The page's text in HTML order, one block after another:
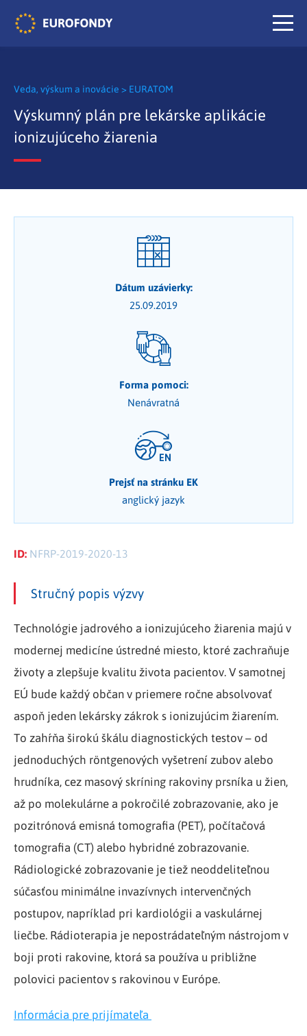
Veda, výskum a inovácie > EURATOM
Výskumný plán pre lekárske aplikácie
ionizujúceho žiarenia
Dátum uzávierky:
25.09.2019
Forma pomoci:
Nenávratná
Prejsť na stránku EK
anglický jazyk
ID: NFRP-2019-2020-13
Stručný popis výzvy
Technológie jadrového a ionizujúceho žiarenia majú v
modernej medicíne ústredné miesto, ktoré zachraňuje
životy a zlepšuje kvalitu života pacientov. V samotnej
EÚ bude každý občan v priemere ročne absolvovať
aspoň jeden lekársky zákrok s ionizujúcim žiarením.
To zahŕňa širokú škálu diagnostických testov – od
jednoduchých röntgenových vyšetrení zubov alebo
hrudníka, cez masový skríning rakoviny prsníka u žien,
až po molekulárne a pokročilé zobrazovanie, ako je
pozitrónová emisná tomografia (PET), počítačová
tomografia (CT) alebo hybridné zobrazovanie.
Rádiologické zobrazovanie je tiež neoddeliteľnou
súčasťou minimálne invazívnych intervenčných
postupov, napríklad pri kardiológii a vaskulárnej
liečbe. Rádioterapia je nepostrádateľným nástrojom v
boji proti rakovine, ktorá sa používa u približne
polovici pacientov s rakovinou v Európe.
Informácia pre prijímateľa